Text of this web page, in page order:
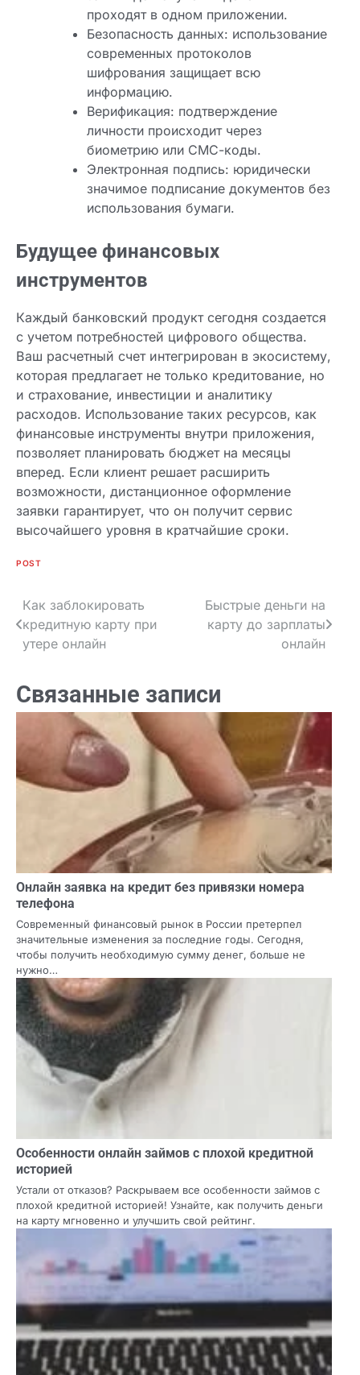
проходят в одном приложении.
Безопасность данных: использование
современных протоколов
шифрования защищает всю
информацию.
Верификация: подтверждение
личности происходит через
биометрию или СМС-коды.
Электронная подпись: юридически
значимое подписание документов без
использования бумаги.
Будущее финансовых
инструментов
Каждый банковский продукт сегодня создается
с учетом потребностей цифрового общества.
Ваш расчетный счет интегрирован в экосистему,
которая предлагает не только кредитование, но
и страхование, инвестиции и аналитику
расходов. Использование таких ресурсов, как
финансовые инструменты внутри приложения,
позволяет планировать бюджет на месяцы
вперед. Если клиент решает расширить
возможности, дистанционное оформление
заявки гарантирует, что он получит сервис
высочайшего уровня в кратчайшие сроки.
POST
Навигация
по
Как заблокировать
кредитную карту при
утере онлайн
Быстрые деньги на
карту до зарплаты
онлайн
Связанные записи
Онлайн заявка на кредит без привязки номера
телефона
Современный финансовый рынок в России претерпел
значительные изменения за последние годы. Сегодня,
чтобы получить необходимую сумму денег, больше не
нужно…
Особенности онлайн займов с плохой кредитной
историей
Устали от отказов? Раскрываем все особенности займов с
плохой кредитной историей! Узнайте, как получить деньги
на карту мгновенно и улучшить свой рейтинг.
Заполните форму для получения займа